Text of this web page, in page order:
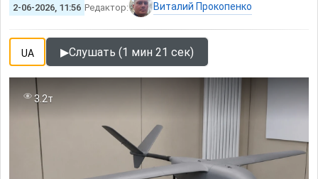
2-06-2026, 11:56 Редактор: Виталий Прокопенко
UA ▶Слушать (1 мин 21 сек)
3.2т